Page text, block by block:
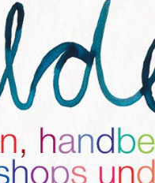
HANDGEMALTE KISSEN UND